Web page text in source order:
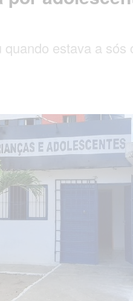
estava a sós